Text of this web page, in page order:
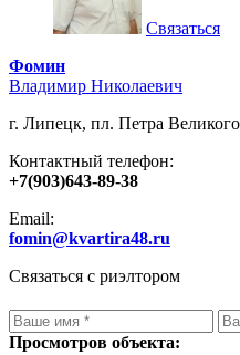
Связаться
Фомин
Владимир Николаевич
г. Липецк, пл. Петра
Контактный телефон:
+7(903)643-89-38
Email:
fomin@kvartira48.ru
Связаться с риэлтором
Просмотров объекта: